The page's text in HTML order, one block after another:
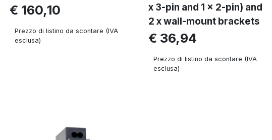
€ 160,10
Prezzo di listino da scontare (IVA
esclusa)
x 3-pin and 1 x 2-pin) and
2 x wall-mount brackets
€ 36,94
Prezzo di listino da scontare (IVA
esclusa)